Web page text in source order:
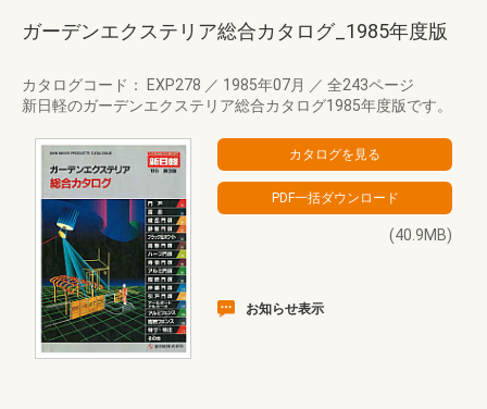
ガーデンエクステリア総合カタログ_1985年度版
カタログコード： EXP278 ／ 1985年07月 ／ 全243ページ
新日軽のガーデンエクステリア総合カタログ1985年度版です。
(40.9MB)
お知らせ表示